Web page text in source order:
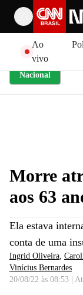
Ao
vivo
Nacional
Morre
aos 63
Ela estava
conta de uma
Ingrid Oliveira,
Vinícius Bernardes
20/08/22 às 08:53